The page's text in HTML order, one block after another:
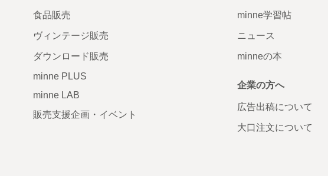
食品販売
ヴィンテージ販売
ダウンロード販売
minne PLUS
minne LAB
販売支援企画・イベント
minne学習帖
ニュース
minneの本
企業の方へ
広告出稿について
大口注文について